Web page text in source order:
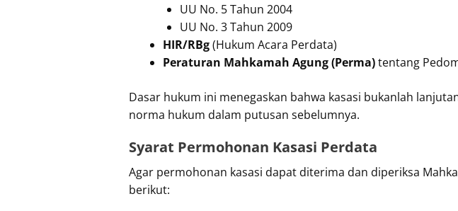
UU No. 5 Tahun 2004
UU No. 3 Tahun 2009
HIR/RBg(Hukum Acara Perdata)
Peraturan Mahkamah Agung (Perma)tentang
Dasar hukum ini menegaskan bahwa kasasi bukanlah
norma hukum dalam putusan sebelumnya.
Syarat Permohonan Kasasi Perdata
Agar permohonan kasasi dapat diterima dan diperiksa
berikut: